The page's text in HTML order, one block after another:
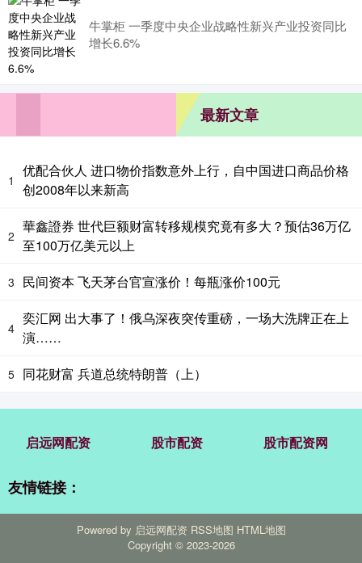
牛掌柜 一季度中央企业战略性新兴产业投资同比
增长6.6%
最新文章
1
优配合伙人 进口物价指数意外上行，自中国进口商品价格
创2008年以来新高
2
華鑫證券 世代巨额财富转移规模究竟有多大？预估36万亿
至100万亿美元以上
3 民间资本 飞天茅台官宣涨价！每瓶涨价100元
4
奕汇网 出大事了！俄乌深夜突传重磅，一场大洗牌正在上
演……
5 同花财富 兵道总统特朗普（上）
启远网配资 股市配资 股市配资网
友情链接：
Powered by 启远网配资 RSS地图 HTML地图
Copyright © 2023-2026